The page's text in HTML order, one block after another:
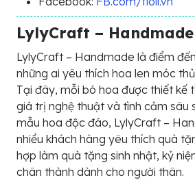
LylyCraft –
LylyCraft – Handmade là điểm
những ai yêu thích hoa len móc
Tại đây, mỗi bó hoa được thiết kế
giá trị nghệ thuật và tình cảm sâu
mẫu hoa độc đáo, LylyCraft –
nhiều khách hàng yêu thích quà
hợp làm quà tặng sinh nhật, kỷ
chân thành dành cho người thân.